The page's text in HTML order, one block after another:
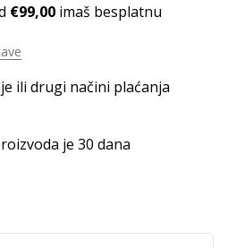
€99,00 imaš besplatnu
ili drugi načini plaćanja
je 30 dana